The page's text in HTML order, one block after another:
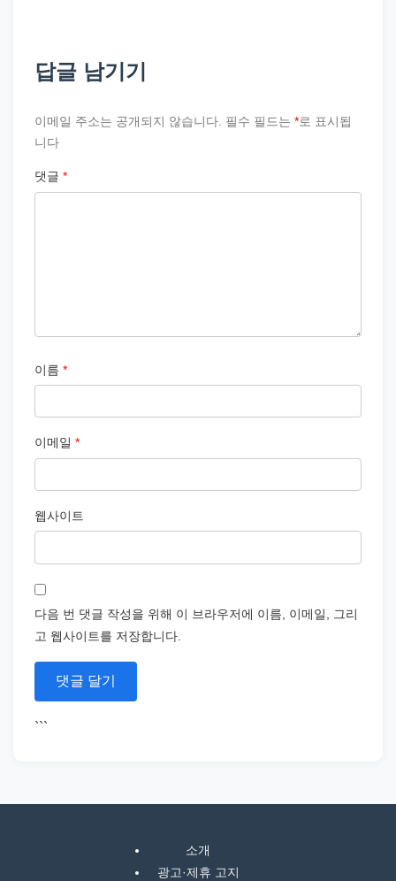
답글 남기기
이메일 주소는 공개되지 않습니다. 필수 필드는 *로 표시됩
니다
댓글 *
이름 *
이메일 *
웹사이트
다음 번 댓글 작성을 위해 이 브라우저에 이름, 이메일, 그리
고 웹사이트를 저장합니다.
```
소개
광고·제휴 고지